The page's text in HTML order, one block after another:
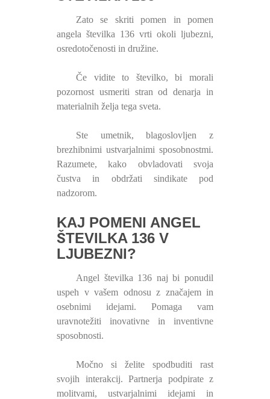
Zato se skriti pomen in pomen
angela številka 136 vrti okoli ljubezni,
osredotočenosti in družine.
Če vidite to številko, bi morali
pozornost usmeriti stran od denarja in
materialnih želja tega sveta.
Ste umetnik, blagoslovljen z
brezhibnimi ustvarjalnimi sposobnostmi.
Razumete, kako obvladovati svoja
čustva in obdržati sindikate pod
nadzorom.
KAJ POMENI ANGEL
ŠTEVILKA 136 V
LJUBEZNI?
Angel številka 136 naj bi ponudil
uspeh v vašem odnosu z značajem in
osebnimi idejami. Pomaga vam
uravnotežiti inovativne in inventivne
sposobnosti.
Močno si želite spodbuditi rast
svojih interakcij. Partnerja podpirate z
molitvami, ustvarjalnimi idejami in